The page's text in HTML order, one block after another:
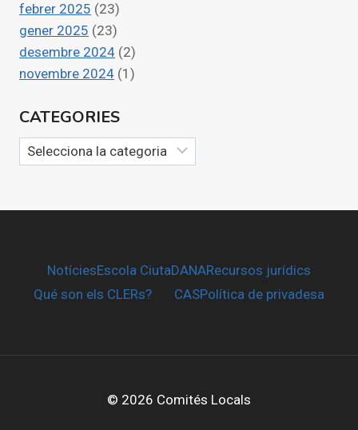
febrer 2025 (23)
gener 2025 (23)
desembre 2024 (2)
novembre 2024 (1)
CATEGORIES
Categories
NotíciesEscola CiutaDANARecursos jurídics
Qué son els CLERs?
CASPolítica de privadesa
© 2026 Comités Locals